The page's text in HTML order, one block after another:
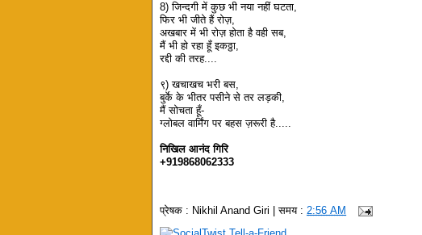
8) जिन्दगी में कुछ भी नया नहीं घटता,
फिर भी जीते हैं रोज़,
अखबार में भी रोज़ होता है वही सब,
मैं भी हो रहा हूँ इकठ्ठा,
रद्दी की तरह....
९) खचाखच भरी बस,
बुर्के के भीतर पसीने से तर लड़की,
मैं सोचता हूँ-
ग्लोबल वार्मिंग पर बहस ज़रूरी है.....
निखिल आनंद गिरि
+919868062333
प्रेषक : Nikhil Anand Giri | समय : 2:56 AM